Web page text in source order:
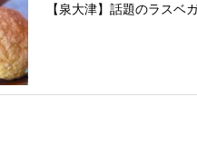
【泉大津】話題のラスベ